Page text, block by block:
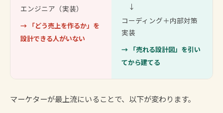
エンジニア（実装）
→ 「どう売上を作るか」を
設計できる人がいない
↓
コーディング＋内部対策
実装
→ 「売れる設計図」を引い
てから建てる
マーケターが最上流にいることで、以下が変わります。